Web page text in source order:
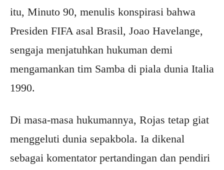
itu, Minuto 90, menulis konspirasi bahwa
Presiden FIFA asal Brasil, Joao Havelange,
sengaja menjatuhkan hukuman demi
mengamankan tim Samba di piala dunia Italia
1990.
Di masa-masa hukumannya, Rojas tetap giat
menggeluti dunia sepakbola. Ia dikenal
sebagai komentator pertandingan dan pendiri